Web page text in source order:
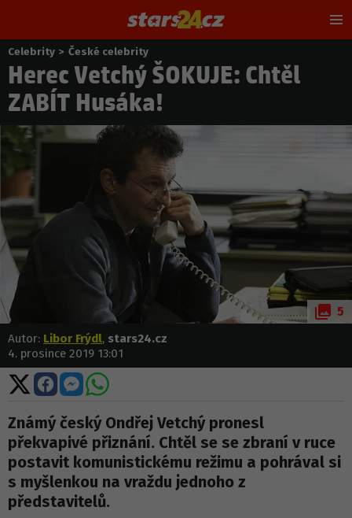
Nacházíte
se
zde:
Celebrity > České celebrity
Herec Vetchý ŠOKUJE: Chtěl
ZABÍT Husáka!
5
Autor: Libor Frýdl, stars24.cz
4. prosince 2019 13:01
Sdílet
na
X
Sdílet
na
Facebooku
Sdílet
na
Messengeru
Sdílet
WhatsApp
Známý český Ondřej Vetchý pronesl
překvapivé přiznání. Chtěl se se zbraní v ruce
postavit komunistickému režimu a pohrával si
s myšlenkou na vraždu jednoho z
představitelů.